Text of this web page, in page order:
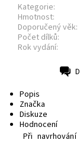
Kategorie:
Hmotnost:
Doporučený věk:
Počet dílků:
Rok vydání:
Popis
Značka
Diskuze
Hodnocení
Při